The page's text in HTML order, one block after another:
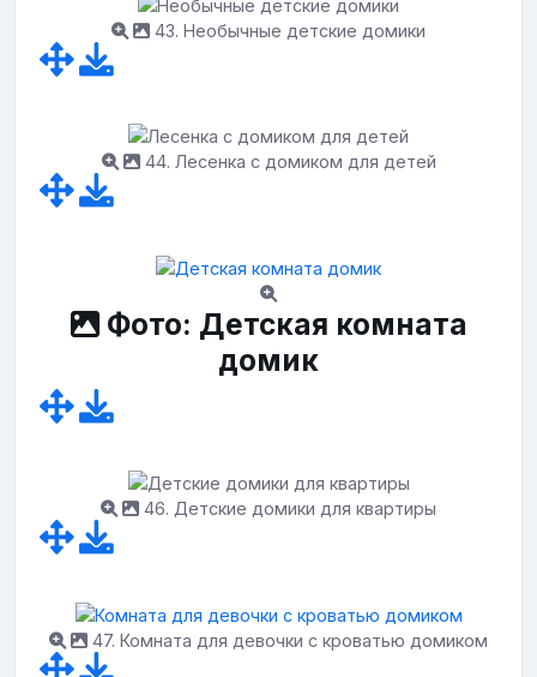
43. Необычные детские домики
44. Лесенка с домиком для детей
Фото: Детская комната
домик
46. Детские домики для квартиры
47. Комната для девочки с кроватью домиком